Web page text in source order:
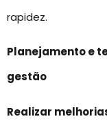
rapidez.
Planejamento e
gestão
Realizar